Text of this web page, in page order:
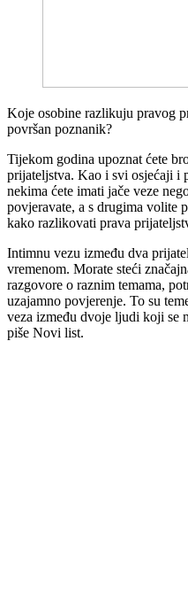
Koje osobine razlikuju pravog
površan poznanik?
Tijekom godina upoznat ćete
prijateljstva. Kao i svi osjećaji i
nekima ćete imati jače veze
povjeravate, a s drugima volite
kako razlikovati prava
Intimnu vezu između dva
vremenom. Morate steći
razgovore o raznim temama,
uzajamno povjerenje. To su
veza između dvoje ljudi koji se
piše Novi list.